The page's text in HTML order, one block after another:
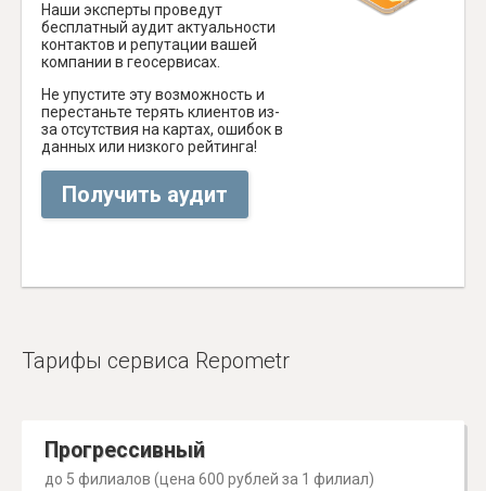
Наши эксперты проведут
бесплатный аудит актуальности
контактов и репутации вашей
компании в геосервисах.
Не упустите эту возможность и
перестаньте терять клиентов из-
за отсутствия на картах, ошибок в
данных или низкого рейтинга!
Получить аудит
Тарифы сервиса Repometr
Прогрессивный
до 5 филиалов (цена 600 рублей за 1 филиал)